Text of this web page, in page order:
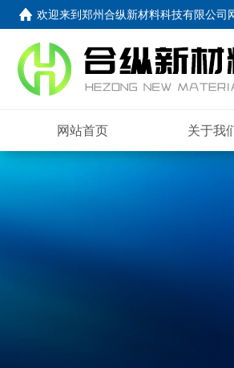
欢迎来到郑州合纵新材料科技有限公司
网站首页 关于我